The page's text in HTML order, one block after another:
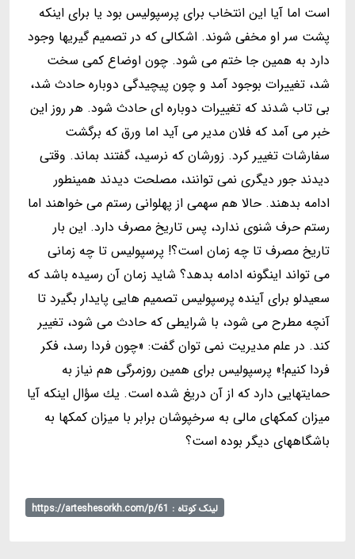
است اما آيا اين انتخاب براى پرسپوليس بود يا براى اينكه
پشت سر او مخفى شوند. اشكالى كه در تصميم گيريها وجود
دارد به همين جا ختم مى شود. چون اوضاع كمى سخت
شد، تغييرات بوجود آمد و چون پيچيدگى دوباره حادث شد،
بى تاب شدند كه تغييرات دوباره اى حادث شود. هر روز اين
خبر مى آمد كه فلان مدير مى آيد اما ورق كه برگشت
سفارشات تغيير كرد. زورشان كه نرسيد، گفتند بماند. وقتى
ديدند جور ديگرى نمى توانند، مصلحت ديدند همينطور
ادامه بدهند. حالا هم سهمى از پهلوانى رستم مى خواهند اما
رستم حرف شنوى ندارد، پس تاريخ مصرف دارد. اين بار
تاريخ مصرف تا چه زمان است؟! پرسپوليس تا چه زمانى
مى تواند اينگونه ادامه بدهد؟ شايد زمان آن رسيده باشد كه
سعيدلو براى آينده پرسپوليس تصميم هايى پايدار بگيرد تا
آنچه مطرح مى شود، با شرايطى كه حادث مى شود، تغيير
كند. در علم مديريت نمى توان گفت: «چون فردا رسد، فكر
فردا كنيم!» پرسپوليس براى همين روزمرگى هم نياز به
حمايتهايى دارد كه از آن دريغ شده است. يك سؤال اينكه آيا
ميزان كمكهاى مالى به سرخپوشان برابر با ميزان كمكها به
باشگاههاى ديگر بوده است؟
لینک کوتاه : https://arteshesorkh.com/p/61